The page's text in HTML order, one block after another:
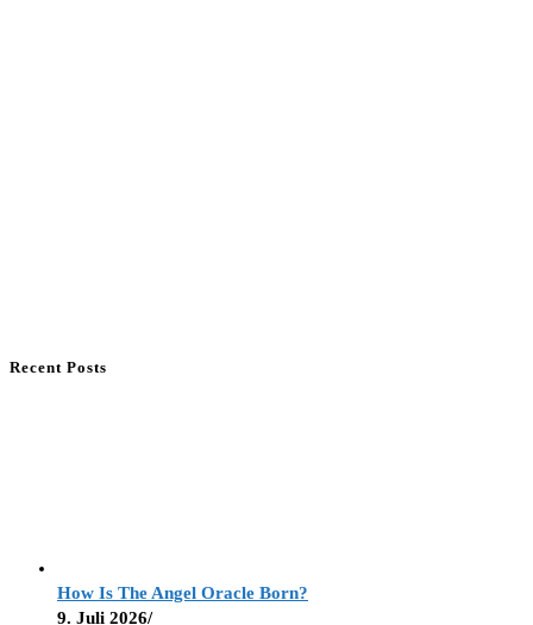
Recent Posts
How Is The Angel Oracle Born?
9. Juli 2026/